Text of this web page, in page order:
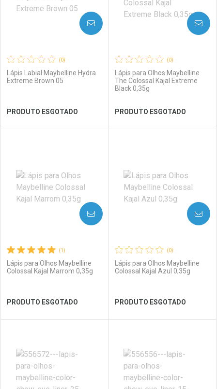
Ver Desconto Convênio Ver Desconto Convênio
(0)
Lápis Labial Maybelline Hydra
Extreme Brown 05
PRODUTO ESGOTADO
AVISE-ME
Laboratório
Ver Desconto Convênio
Por Menos
(0)
Lápis para Olhos Maybelline
The Colossal Kajal Extreme
Black 0,35g
PRODUTO ESGOTADO
AVISE-ME
Laboratório
Ver Desconto Convênio
Por Menos
(1)
Lápis para Olhos Maybelline
Colossal Kajal Marrom 0,35g
PRODUTO ESGOTADO
AVISE-ME
Laboratório
Por Menos
(0)
Lápis para Olhos Maybelline
Colossal Kajal Azul 0,35g
PRODUTO ESGOTADO
AVISE-ME
Laboratório
Por Menos